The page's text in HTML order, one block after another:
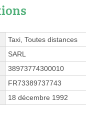
Taxi, Toutes distances
SARL
38973774300010
FR73389737743
18 décembre 1992